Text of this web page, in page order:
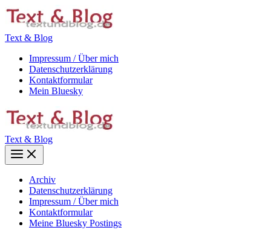
Zum
Inhalt
Text & Blog
Impressum / Über mich
Datenschutzerklärung
Kontaktformular
Mein Bluesky
Text & Blog
Main
Menu
Archiv
Datenschutzerklärung
Impressum / Über mich
Kontaktformular
Meine Bluesky Postings